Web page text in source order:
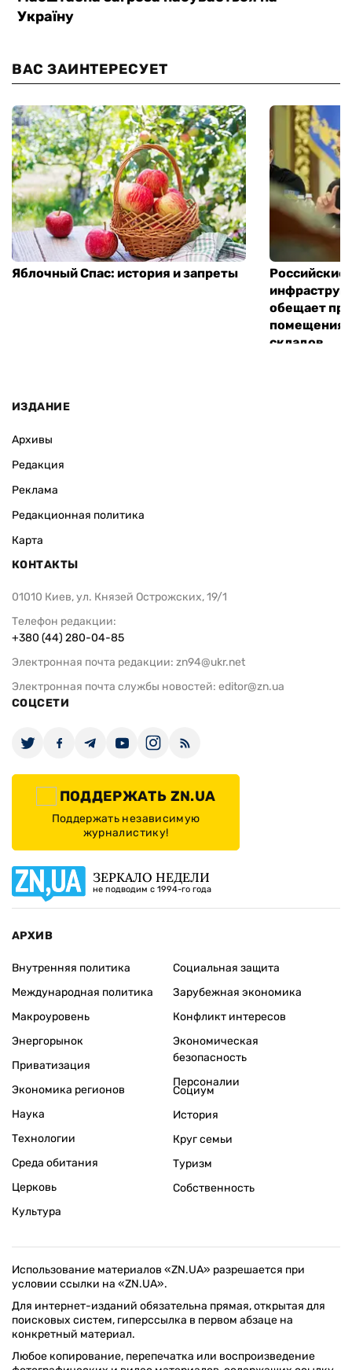
ВАС ЗАИНТЕРЕСУЕТ
Яблочный Спас: история и запреты
Российские
обещает
помещения
складов
ИЗДАНИЕ
Архивы
Редакция
Реклама
Редакционная политика
Карта
КОНТАКТЫ
01010 Киев, ул. Князей Острожских, 19/1
Телефон редакции:
+380 (44) 280-04-85
Электронная почта редакции: zn94@ukr.net
Электронная почта службы новостей: editor@zn.ua
СОЦСЕТИ
ПОДДЕРЖАТЬ ZN.UA
Поддержать независимую
журналистику!
ЗЕРКАЛО НЕДЕЛИ
не подводим с 1994-го года
АРХИВ
Внутренняя политика
Международная политика
Макроуровень
Энергорынок
Приватизация
Экономика регионов
Социальная защита
Зарубежная экономика
Конфликт интересов
Экономическая
безопасность
Персоналии
Наука
Технологии
Среда обитания
Церковь
Культура
Социум
История
Круг семьи
Туризм
Собственность
Использование материалов «ZN.UA» разрешается при
условии ссылки на «ZN.UA».
Для интернет-изданий обязательна прямая, открытая для
поисковых систем, гиперссылка в первом абзаце на
конкретный материал.
Любое копирование, перепечатка или воспроизведение